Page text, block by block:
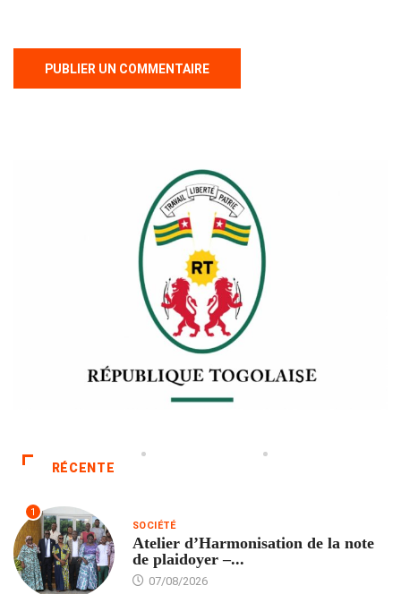
RÉCENTE
1
SOCIÉTÉ
Atelier d’Harmonisation de la note
de plaidoyer –...
07/08/2026